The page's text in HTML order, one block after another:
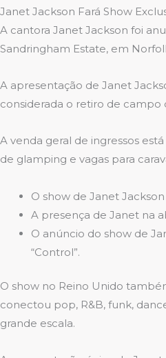
Janet Jackson Fará Show
A cantora Janet Jackson foi
Sandringham Estate, em
A apresentação de Janet
considerada o retiro de campo
A venda geral de ingressos
de glamping e vagas para
O show de Janet
A presença de Janet na
O anúncio do show de
“Control”.
O show no Reino Unido
conectou pop, R&B, funk,
grande escala.